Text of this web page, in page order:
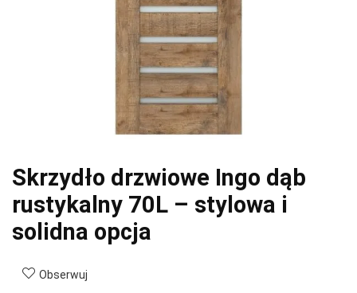
Skrzydło drzwiowe Ingo dąb
rustykalny 70L – stylowa i
solidna opcja
Obserwuj